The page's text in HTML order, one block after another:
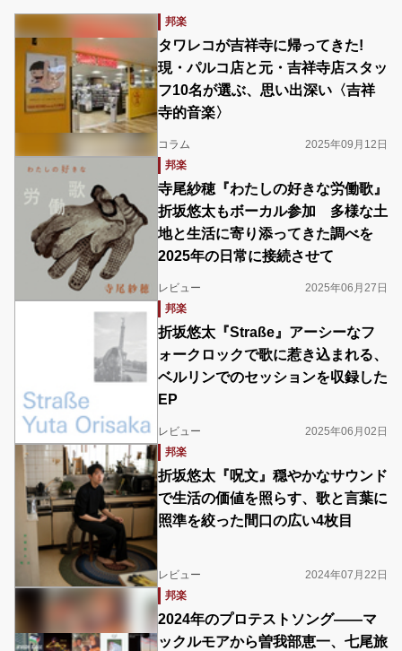
邦楽
タワレコが吉祥寺に帰ってきた!
現・パルコ店と元・吉祥寺店スタッ
フ10名が選ぶ、思い出深い〈吉祥
寺的音楽〉
コラム
2025年09月12日
邦楽
寺尾紗穂『わたしの好きな労働歌』
折坂悠太もボーカル参加 多様な土
地と生活に寄り添ってきた調べを
2025年の日常に接続させて
レビュー
2025年06月27日
邦楽
折坂悠太『Straße』アーシーなフ
ォークロックで歌に惹き込まれる、
ベルリンでのセッションを収録した
EP
レビュー
2025年06月02日
邦楽
折坂悠太『呪文』穏やかなサウンド
で生活の価値を照らす、歌と言葉に
照準を絞った間口の広い4枚目
レビュー
2024年07月22日
邦楽
2024年のプロテストソング――マ
ックルモアから曽我部恵一、七尾旅